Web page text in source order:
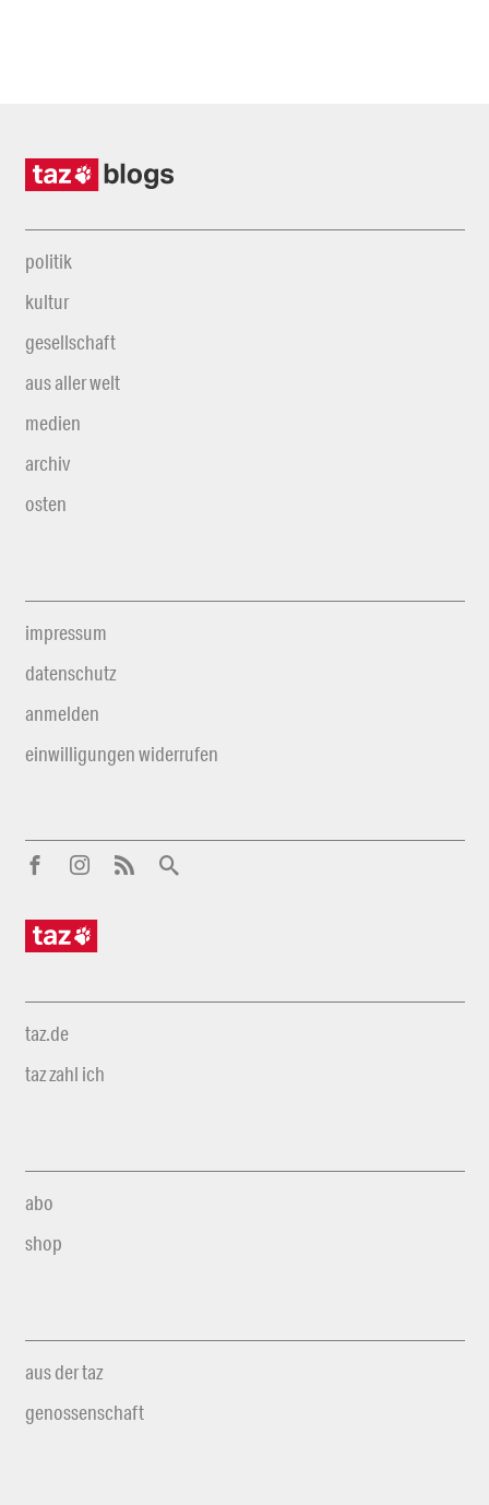
politik
kultur
gesellschaft
aus aller welt
medien
archiv
osten
impressum
datenschutz
anmelden
einwilligungen widerrufen
taz.de
taz zahl ich
abo
shop
aus der taz
genossenschaft